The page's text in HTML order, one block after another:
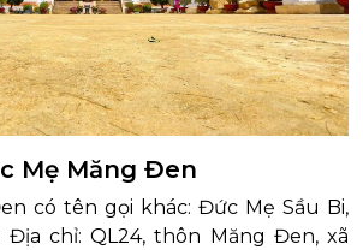
Mẹ Măng Đen
có tên gọi khác: Đức Mẹ Sầu Bi,
chỉ: QL24, thôn Măng Đen, xã